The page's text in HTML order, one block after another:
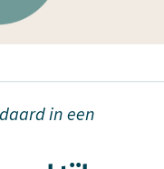
in een